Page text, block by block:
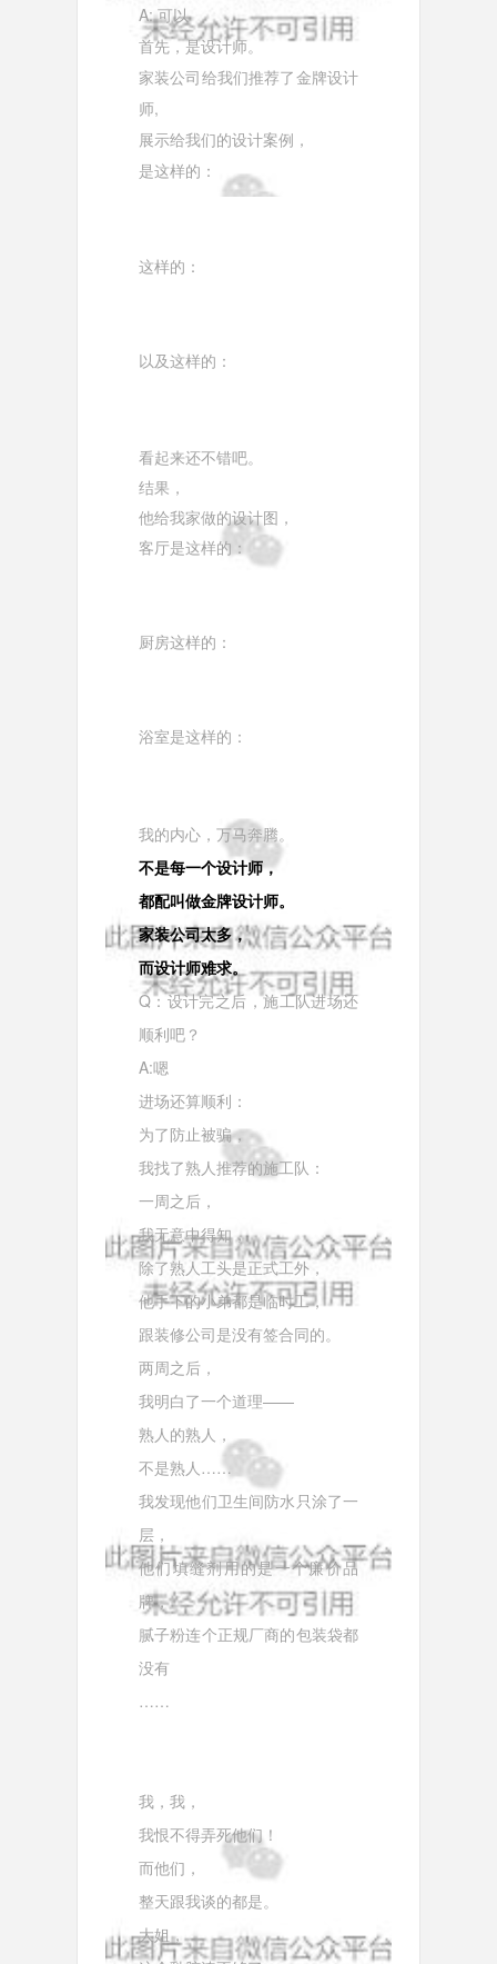
A: 可以
首先，是设计师。
家装公司给我们推荐了金牌设计
师,
展示给我们的设计案例，
是这样的：
这样的：
以及这样的：
看起来还不错吧。
结果，
他给我家做的设计图，
客厅是这样的：
厨房这样的：
浴室是这样的：
我的内心，万马奔腾。
不是每一个设计师，
都配叫做金牌设计师。
家装公司太多，
而设计师难求。
Q：设计完之后，施工队进场还
顺利吧？
A:嗯
进场还算顺利：
为了防止被骗，
我找了熟人推荐的施工队：
一周之后，
我无意中得知，
除了熟人工头是正式工外，
他手下的小弟都是临时工，
跟装修公司是没有签合同的。
两周之后，
我明白了一个道理——
熟人的熟人，
不是熟人……
我发现他们卫生间防水只涂了一
层，
他们填缝剂用的是一个廉价品
牌，
腻子粉连个正规厂商的包装袋都
没有
……
我，我，
我恨不得弄死他们！
而他们，
整天跟我谈的都是。
大姐，